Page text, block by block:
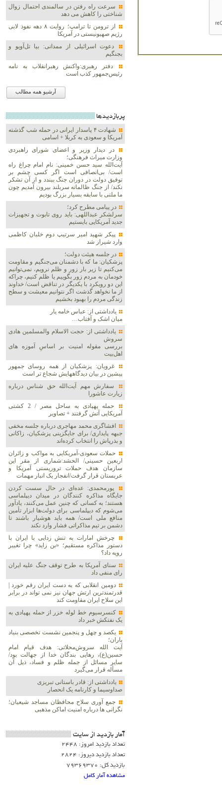
سرعت راه رفتن در سالمندی احتمال زوال
شناختی را کاهش می دهد
از ترومن تا ترامپ؛ روایت ۸ دهه نفوذ لابی
رژیم صهیونیستی در آمریکا
دعوت اسرائیلی از ممدانی: بیا تل‌آویو و
بجنگیم
دفتر رهبری:واکنش رهبرانقلاب به نامه
رئیس‌جمهور کذب است
آرشیو همه مطالب
پربازديدها
شهادت ۴ پاسدار ایرانی در حمله شب گذشته
آمریکا و سعودی به کربلا + اسامی
در دیدار وزیر و اعضای شورای راهبردی
وزارت‌ میراث فرهنگی؛
آیت‌الله سید حسن خمینی: نام امام چراغ راه
است/ بی‌انصافی است‌ اگر کسی چشم بر
توفیق دولت‌ در دوران جنگ ببندد و از آن تشکر
نکند/ از جنگ ظالمانه سربلند بیرون آمدیم چون
ما ملتی با سابقه بسیار بزرگ بودیم
در پیامی مطرح کرد؛
سرلشکر عبداللهی: باید روی تابوت و تجهیزات
جدید آمریکایی بایستیم
پیکر شهید امیر سرتیپ دوم خلبان کاظمی
وارد شیراز شد
در جلسه هیئت دولت؛
پزشکیان: ما که با دشمنان می‌جنگیم و مقاومت
می‌کنیم تا زیر بار زور و ظلم نرویم، نمی‌توانیم
خودمان به مردم زور بگوییم یا ظلم کنیم، چراکه
این دو رویکرد با یکدیگر در تناقض است/ خداوند
از ما نخواهد گذشت اگر نتوانیم معیشت و سطح
زندگی مردم را بهبود بخشیم
یادداشتی از: عباس خامه یار
میان اشک و آفتاب…
یادداشتی از: حجت الاسلام والمسلمین هادی
سروش
بررسی مقوله امنیت بر اساسِ آموزه های
اهل‌بیت
غرویان: پزشکیان از همه روسای جمهور
پیشین در بیان دیدگاههایش شجاع تر است
سفارش مهم آیت‌الله حق شناس درباره
زیارت عاشورا
حمله پهپادی به ساحل مصر / 2 کشتی
آمریکایی آتش گرفتند + تصاویر
افشاگری محمد مهاجری درباره جلسه مخفی
جبهه پایداری/ برای جایگزینی پزشکیان، زاکانی
و بذرپاش را انتخاب کرده‌اند
حملات سعودی-آمریکایی به مواکب و زائران
اربعین حسینی/ الحشد:شماری از مقر این
سازمان هدف حملات تروریستی آمریکا و
عربستان قرار گرفت/انفجار یک انبار مهمات
پورمحمدی: عده‌ای در حال سست کردن
جایگاه مذاکره کنندگان در میدان دیپلماسی
هستند؛ به کسانی که چنین عمل می‌کنند، یادآور
می‌شوم که دیپلماسی برای دولت‌ها ابزار تأمین
منافع ملی است/ همه باید هوشیار باشند تا
دشمن بر تیم مذاکراتی فشار وارد نکند
چرخش امارات به تنش زدایی با ایران با
دستور مذاکره مستقیم؛ «بن زاید» چرا تغییر
رویه داد؟
سنای آمریکا به طرح توقف جنگ علیه ایران
رای منفی داد
دومین انقلابی که به دست ایران رقم خورد |
قدرتمندترین ارتش جهان نیز نمی تواند در برابر
این سلاح ایران مقاومت کند
کنسرسیوم خط لوله خزر از حمله پهپادی به
یک نفتکش خبر داد
یکصد و چهل و پنجمین نشست تخصصی بنیاد
باران؛
آیت الله سروش‌محلاتی: هدف قیام امام
حسین(ع)، رهایی بندگان خدا از جهالت بود/
سایر مسائل از جمله ظلم و فساد، ذیل آن
مسأله قرار می‌گیرد
یادداشتی از: قادر باستانی تبریزی
صداوسیما و کارنامه یک انحصار
جمع آوری سلاح محافظان مساجد شیعیان؛
نگرانی ها درباره امنیت اماکن مذهبی
آمار بازديد از سايت
تعداد بازدید امروز: 2448
تعداد بازدید دیروز: 2824
بازدید کل: 79369370
مشاهده آمار کامل